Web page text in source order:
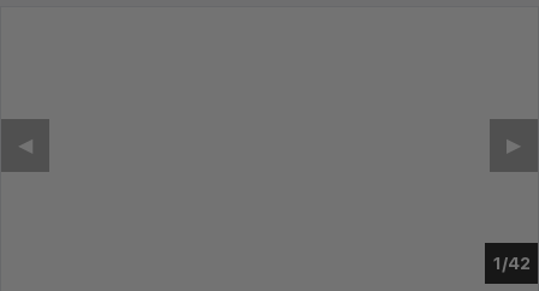
1/37
▶︎
◀︎